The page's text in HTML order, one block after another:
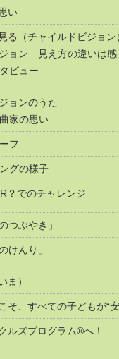
い
る（チャイルドビジョン
ョン 見え方の違いは感
ビュー
ョンのうた
家の思い
フ
グの様子
？でのチャレンジ
つぶやき」
けんり」
ま）
そ、すべての子どもが“
ルズプログラム®へ！